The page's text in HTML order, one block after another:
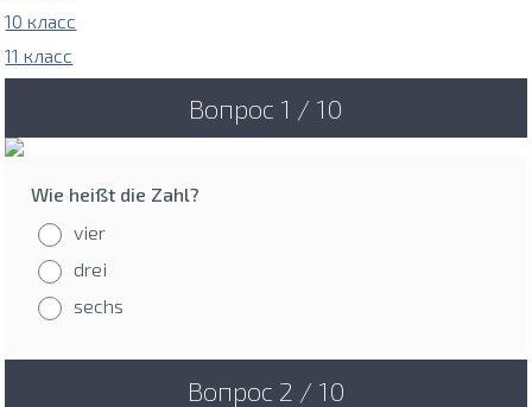
10 класс
11 класс
Вопрос 1 / 10
Wie heißt die Zahl?
vier
drei
sechs
Вопрос 2 / 10